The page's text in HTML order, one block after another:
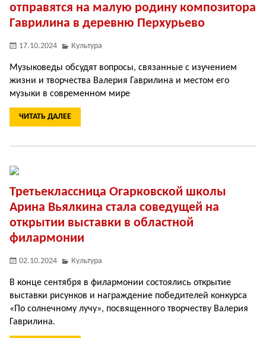
отправятся на малую родину композитора
Гаврилина в деревню Перхурьево
17.10.2024 Культура
Музыковеды обсудят вопросы, связанные с изучением
жизни и творчества Валерия Гаврилина и местом его
музыки в современном мире
ЧИТАТЬ ДАЛЕЕ
Третьеклассница Огарковской школы
Арина Вьялкина стала соведущей на
открытии выставки в областной
филармонии
02.10.2024 Культура
В конце сентября в филармонии состоялись открытие
выставки рисунков и награждение победителей конкурса
«По солнечному лучу», посвященного творчеству Валерия
Гаврилина.